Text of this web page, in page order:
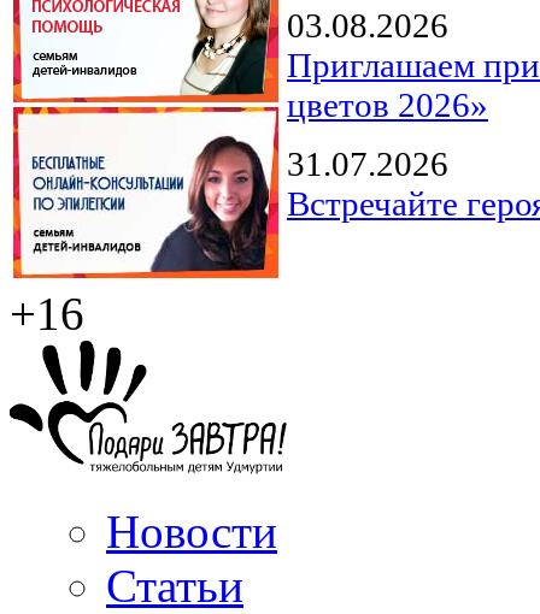
03.08.2026
Приглашаем
цветов 2026»
31.07.2026
Встречайте
+16
Новости
Статьи